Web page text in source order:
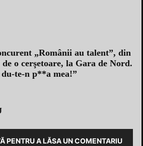
„Românii au talent”, din
o cerşetoare, la Gara de Nord.
du-te-n p**a mea!”
PENTRU A LĂSA UN COMENTARIU